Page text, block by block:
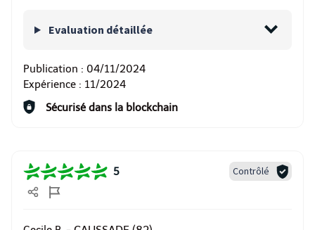
Evaluation détaillée
Publication : 04/11/2024
Expérience : 11/2024
Sécurisé dans la blockchain
5 Contrôlé